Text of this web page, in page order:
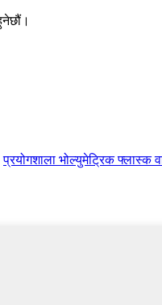
प्रयोगशाला भोल्युमेट्रिक फ्लास्क